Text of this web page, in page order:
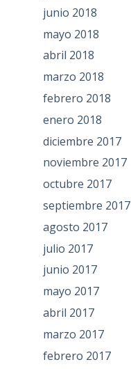
junio 2018
mayo 2018
abril 2018
marzo 2018
febrero 2018
enero 2018
diciembre 2017
noviembre 2017
octubre 2017
septiembre 2017
agosto 2017
julio 2017
junio 2017
mayo 2017
abril 2017
marzo 2017
febrero 2017